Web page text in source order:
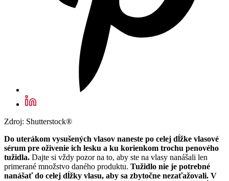
Zdroj: Shutterstock®
Do uterákom vysušených vlasov naneste po celej dĺžke vlasové
sérum pre oživenie ich lesku a ku korienkom trochu penového
tužidla. Dajte si vždy pozor na to, aby ste na vlasy nanášali len
primerané množstvo daného produktu. Tužidlo nie je potrebné
nanášať do celej dĺžky vlasu, aby sa zbytočne nezaťažovali. V